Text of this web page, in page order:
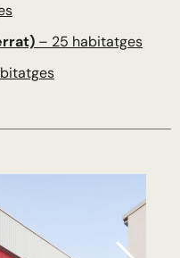
– 25 habitatges